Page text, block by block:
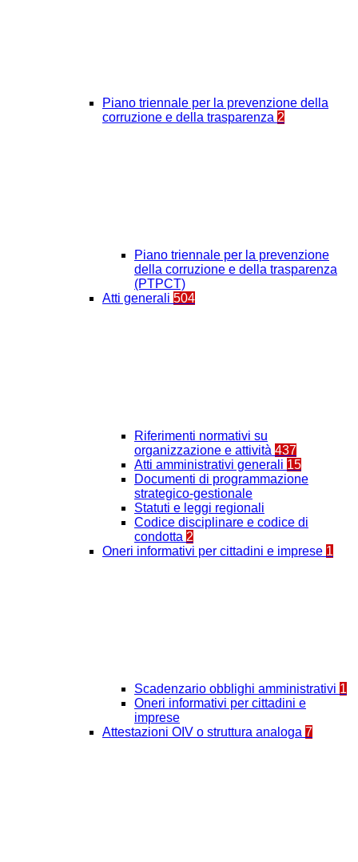
Piano triennale per la prevenzione della
corruzione e della trasparenza 2
Piano triennale per la prevenzione
della corruzione e della trasparenza
(PTPCT)
Atti generali 504
Riferimenti normativi su
organizzazione e attività 437
Atti amministrativi generali 15
Documenti di programmazione
strategico-gestionale
Statuti e leggi regionali
Codice disciplinare e codice di
condotta 2
Oneri informativi per cittadini e imprese 1
Scadenzario obblighi amministrativi 1
Oneri informativi per cittadini e
imprese
Attestazioni OIV o struttura analoga 7